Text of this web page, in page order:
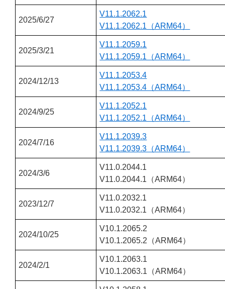
2025/6/27
V11.1.2062.1
V11.1.2062.1（ARM64）
2025/3/21
V11.1.2059.1
V11.1.2059.1（ARM64）
2024/12/13
V11.1.2053.4
V11.1.2053.4（ARM64）
2024/9/25
V11.1.2052.1
V11.1.2052.1（ARM64）
2024/7/16
V11.1.2039.3
V11.1.2039.3（ARM64）
2024/3/6
V11.0.2044.1
V11.0.2044.1（ARM64）
2023/12/7
V11.0.2032.1
V11.0.2032.1（ARM64）
2024/10/25
V10.1.2065.2
V10.1.2065.2（ARM64）
2024/2/1
V10.1.2063.1
V10.1.2063.1（ARM64）